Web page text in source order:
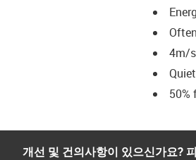
4m/
50%
개선 및 건의사항이 있으신가요?